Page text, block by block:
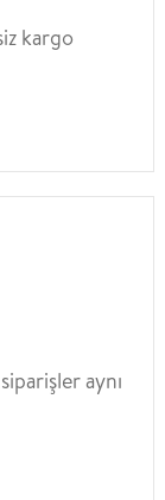
kargo
aynı